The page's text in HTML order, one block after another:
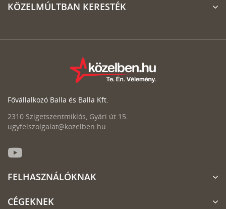
KÖZELMÚLTBAN KERESTÉK
Fővállalkozó Balla és Balla Kft.
2310 Szigetszentmiklós, Gyári út 15.
ugyfelszolgalat@kozelben.hu
FELHASZNÁLÓKNAK
CÉGEKNEK